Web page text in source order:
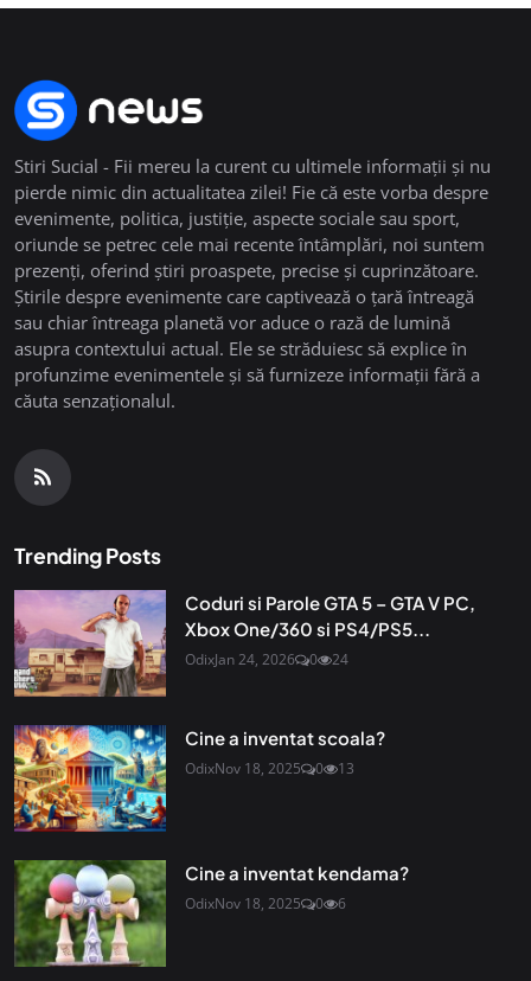
Stiri Sucial - Fii mereu la curent cu ultimele informații și nu
pierde nimic din actualitatea zilei! Fie că este vorba despre
evenimente, politica, justiție, aspecte sociale sau sport,
oriunde se petrec cele mai recente întâmplări, noi suntem
prezenți, oferind știri proaspete, precise și cuprinzătoare.
Știrile despre evenimente care captivează o țară întreagă
sau chiar întreaga planetă vor aduce o rază de lumină
asupra contextului actual. Ele se străduiesc să explice în
profunzime evenimentele și să furnizeze informații fără a
căuta senzaționalul.
Trending Posts
Coduri si Parole GTA 5 – GTA V PC,
Xbox One/360 si PS4/PS5...
OdixJan 24, 2026 0 24
Cine a inventat scoala?
OdixNov 18, 2025 0 13
Cine a inventat kendama?
OdixNov 18, 2025 0 6